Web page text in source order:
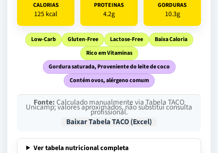
CALORIAS
125 kcal
PROTEINAS
4.2g
GORDURAS
10.3g
Low-Carb Gluten-Free Lactose-Free
Baixa Caloria
Rico em Vitaminas
Gordura saturada, Proveniente do leite de coco
Contém ovos, alérgeno comum
Fonte:Calculado manualmente via Tabela TACO
Unicamp; valores aproximados, não substitui consulta
profissional.
Baixar Tabela TACO (Excel)
Ver tabela nutricional completa